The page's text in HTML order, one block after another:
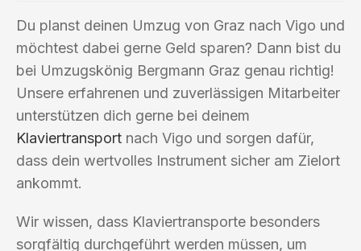
Du planst deinen Umzug von Graz nach Vigo und
möchtest dabei gerne Geld sparen? Dann bist du
bei Umzugskönig Bergmann Graz genau richtig!
Unsere erfahrenen und zuverlässigen Mitarbeiter
unterstützen dich gerne bei deinem
Klaviertransport nach Vigo und sorgen dafür,
dass dein wertvolles Instrument sicher am Zielort
ankommt.
Wir wissen, dass Klaviertransporte besonders
sorgfältig durchgeführt werden müssen, um